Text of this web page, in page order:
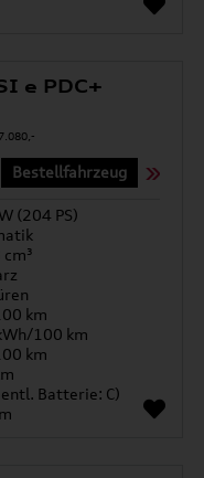
e PDC+
Bestellfahrzeug
(204 PS)
km
100 km
km
entl. Batterie: C)